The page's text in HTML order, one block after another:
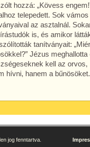
hozzá: „Kövess
telepedett. Sok
az asztalnál.
is, és amikor
tanítványait:
Jézus
kell az
hívni, hanem a
jog fenntartva.